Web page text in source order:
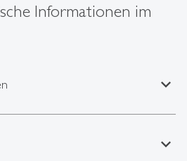
Informationen im
expand_less
expand_less